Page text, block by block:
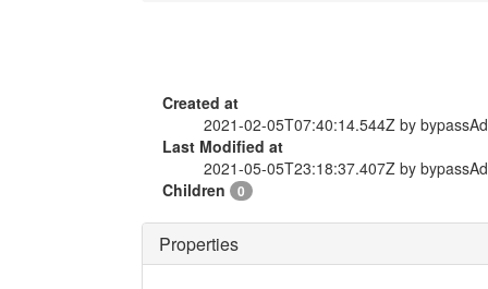
Created at
2021-02-05T07:40:14.544Z by
Last Modified at
2021-05-05T23:18:37.407Z by
Children
0
Properties